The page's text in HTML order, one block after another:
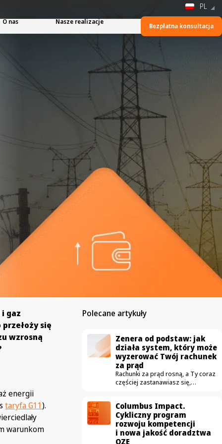
PL
O nas Nasze realizacje
Bezpłatna konsultacja
gaz
się
wzrosną
energii
taryfa G11).
warunkom
Polecane artykuły
Zenera od podstaw: jak
działa system, który może
wyzerować Twój rachunek
za prąd
Rachunki za prąd rosną, a Ty coraz
częściej zastanawiasz się,
ruszamy z nowym cyklem wideo
„Zenera od podstaw”,
w którym krok po kroku pokażemy,
jak działa rozwiązanie pozwalające
sprowadzić rachunek za prąd
Columbus Impact.
Cykliczny program
rozwoju kompetencji
i nowa jakość doradztwa
OZE